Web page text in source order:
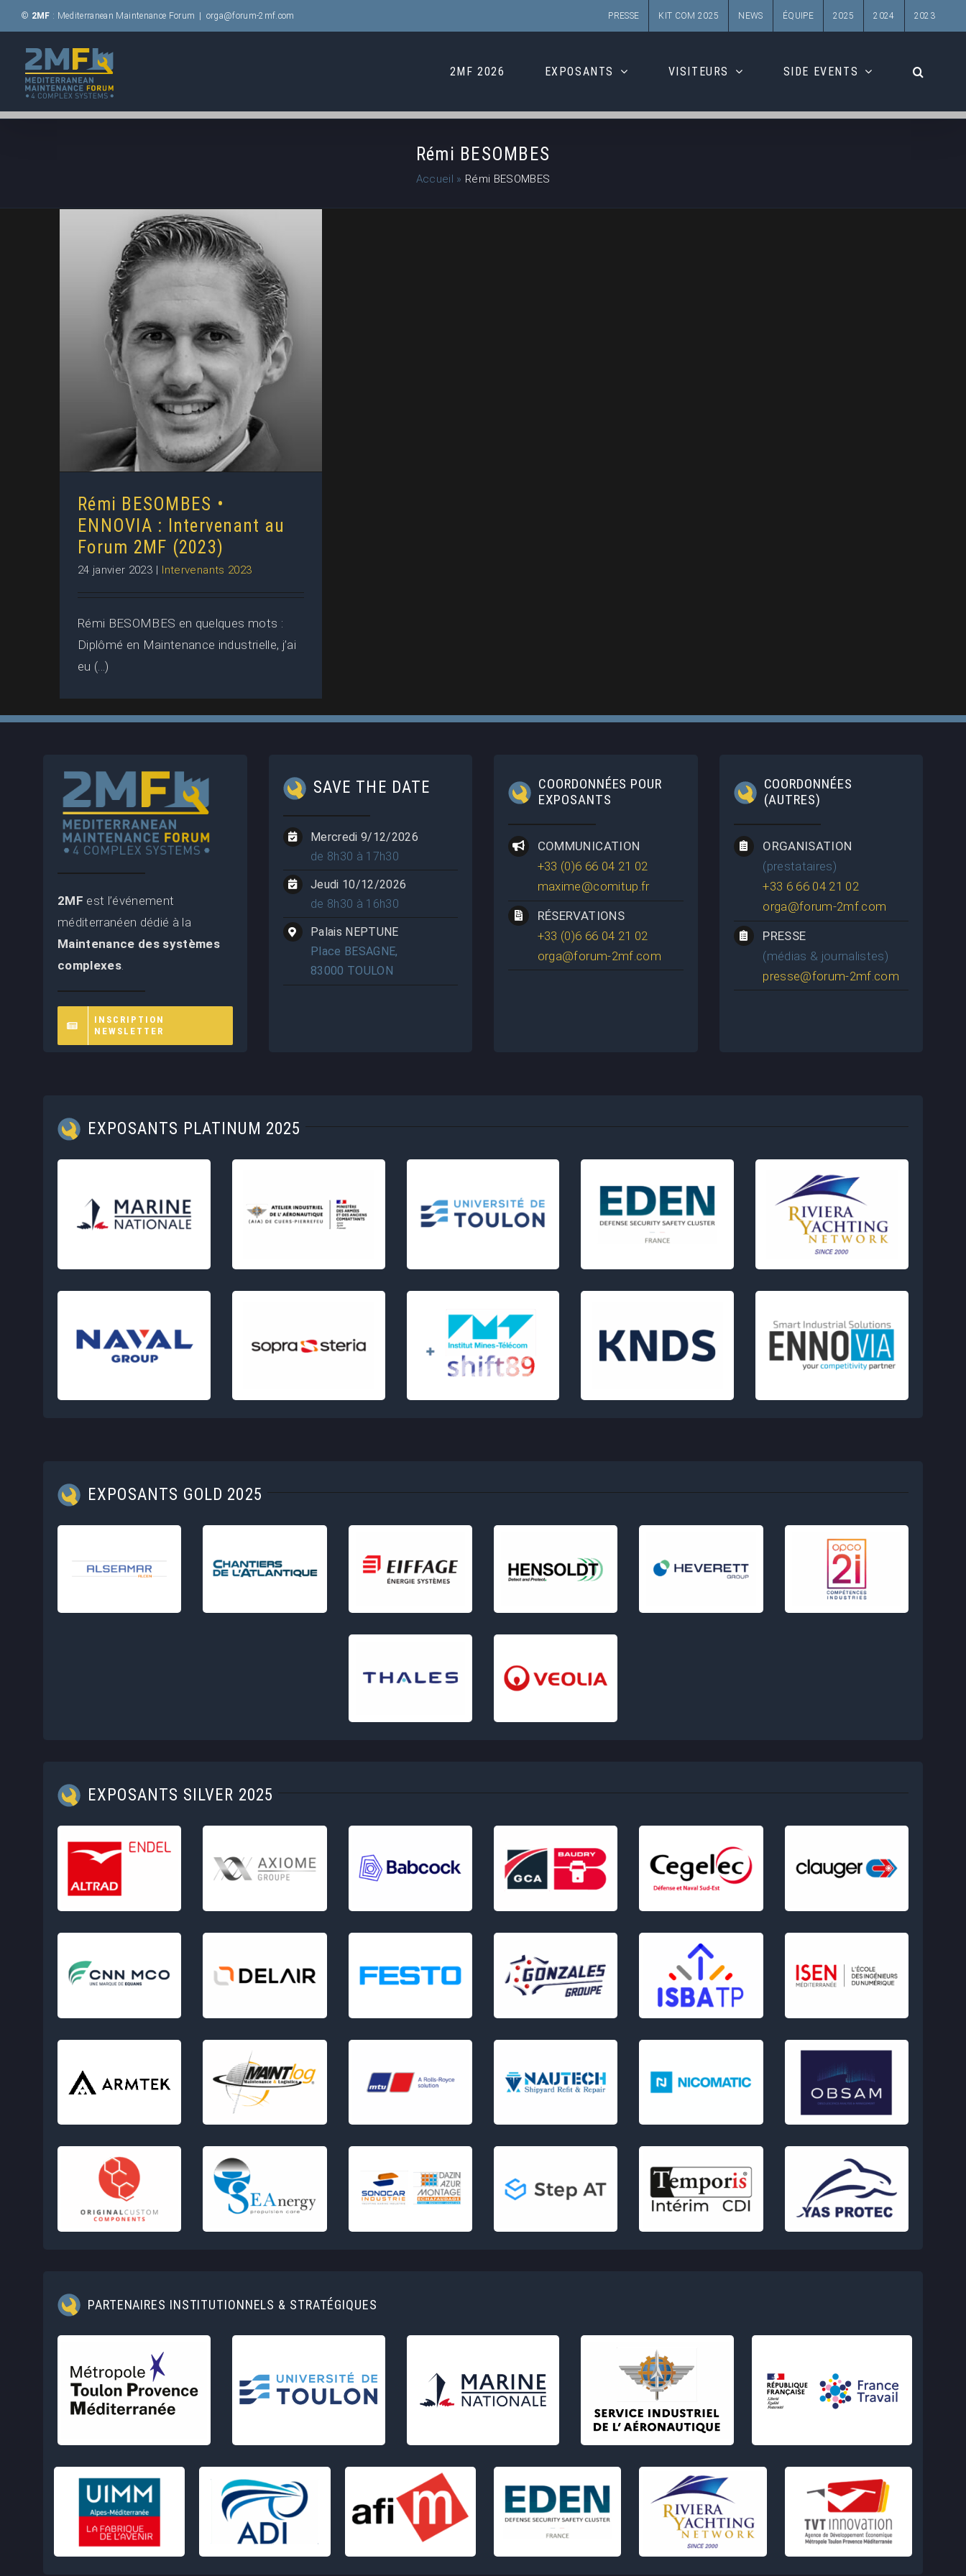
Passer
au
contenu
© 2MF : Mediterranean Maintenance Forum orga@forum-2mf.com PRESSE KIT COM 2025 NEWS ÉQUIPE 2025 2024 2023
2MF 2026 EXPOSANTS VISITEURS SIDE EVENTS
Rémi BESOMBES
Accueil » Rémi BESOMBES
Rémi BESOMBES • ENNOVIA :
Intervenant au Forum 2MF
(2023)
Rémi BESOMBES •
ENNOVIA : Intervenant au
Forum 2MF (2023)
24 janvier 2023 | Intervenants 2023
Rémi BESOMBES en quelques mots :
Diplômé en Maintenance industrielle, j’ai
eu (...)
2MF est l’événement
méditerranéen dédié à la
Maintenance des systèmes
complexes.
INSCRIPTION
NEWSLETTER
SAVE THE DATE
Mercredi 9/12/2026
de 8h30 à 17h30
Jeudi 10/12/2026
de 8h30 à 16h30
Palais NEPTUNE
Place BESAGNE,
83000 TOULON
COORDONNÉES POUR
EXPOSANTS
COMMUNICATION
+33 (0)6 66 04 21 02
maxime@comitup.fr
RÉSERVATIONS
+33 (0)6 66 04 21 02
orga@forum-2mf.com
COORDONNÉES
(AUTRES)
ORGANISATION
(prestataires)
+33 6 66 04 21 02
orga@forum-2mf.com
PRESSE
(médias & journalistes)
presse@forum-2mf.com
EXPOSANTS PLATINUM 2025
EXPOSANTS GOLD 2025
EXPOSANTS SILVER 2025
PARTENAIRES INSTITUTIONNELS & STRATÉGIQUES